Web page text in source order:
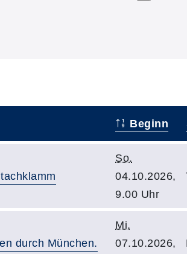
Beginn
So.
04.10.2026,
9.00 Uhr
durch München.
Mi.
07.10.2026,